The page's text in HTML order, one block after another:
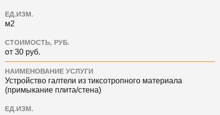
ЕД.ИЗМ.
м2
СТОИМОСТЬ, РУБ.
от 30 руб.
НАИМЕНОВАНИЕ УСЛУГИ
Устройство галтели из тиксотропного материала
(примыкание плита/стена)
ЕД.ИЗМ.